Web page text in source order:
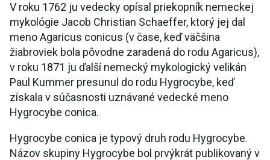
V roku 1762 ju vedecky opísal priekopník nemeckej
mykológie Jacob Christian Schaeffer, ktorý jej dal
meno Agaricus conicus (v čase, keď väčšina
žiabroviek bola pôvodne zaradená do rodu Agaricus),
v roku 1871 ju ďalší nemecký mykologický velikán
Paul Kummer presunul do rodu Hygrocybe, keď
získala v súčasnosti uznávané vedecké meno
Hygrocybe conica.
Hygrocybe conica je typový druh rodu Hygrocybe.
Názov skupiny Hygrocybe bol prvýkrát publikovaný v